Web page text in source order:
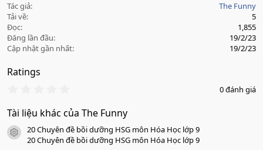
Tác giả
The Funny
Tải về
5
Đọc
1,855
Đăng lần đầu
19/2/23
Cập nhật gần nhất
19/2/23
Ratings
0
0
s
a
o
0 đánh giá
Tài liệu khác của The Funny
icon tài liệu
20 Chuyên đề bồi dưỡng HSG môn Hóa Học lớp 9
20 Chuyên đề bồi dưỡng HSG môn Hóa Học lớp 9